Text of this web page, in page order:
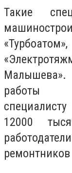
Такие
Малышева».
работы
12000